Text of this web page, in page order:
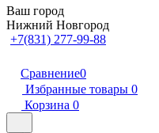
Ваш город
Нижний Новгород
+7(831) 277-99-88
Сравнение0
Избранные товары 0
Корзина 0